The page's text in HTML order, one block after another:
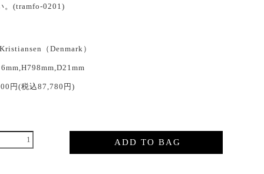
。(tramfo-0201)
（Denmark）
円(税込87,780円)
ADD TO BAG